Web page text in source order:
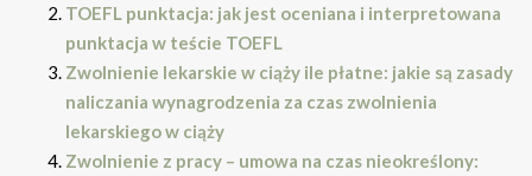
TOEFL punktacja: jak jest oceniana i interpretowana
punktacja w teście TOEFL
Zwolnienie lekarskie w ciąży ile płatne: jakie są zasady
naliczania wynagrodzenia za czas zwolnienia
lekarskiego w ciąży
Zwolnienie z pracy – umowa na czas nieokreślony: